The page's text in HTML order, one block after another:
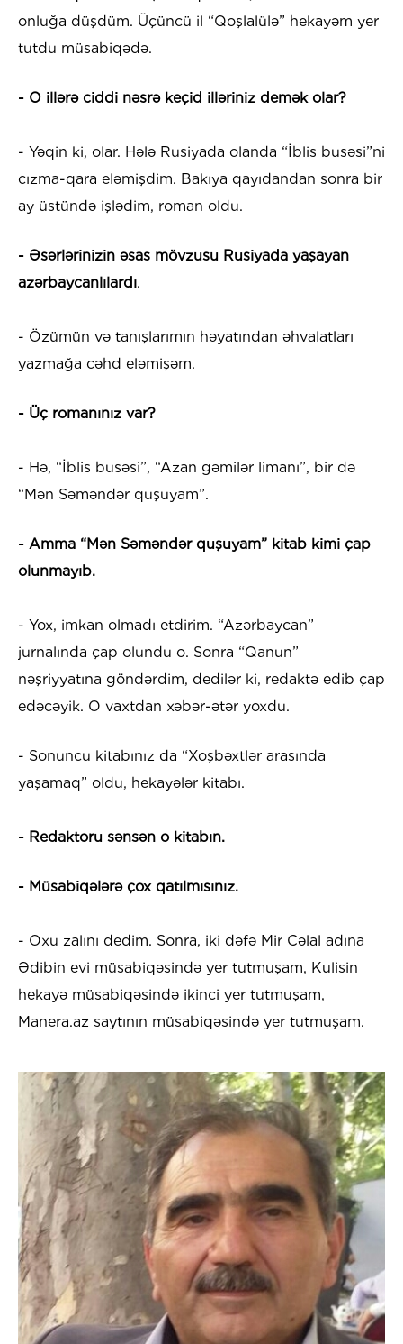
onluğa düşdüm. Üçüncü il “Qoşlalülə” hekayəm yer
tutdu müsabiqədə.
- O illərə ciddi nəsrə keçid illəriniz demək olar?
- Yəqin ki, olar. Hələ Rusiyada olanda “İblis busəsi”ni
cızma-qara eləmişdim. Bakıya qayıdandan sonra bir
ay üstündə işlədim, roman oldu.
- Əsərlərinizin əsas mövzusu Rusiyada yaşayan
azərbaycanlılardı.
- Özümün və tanışlarımın həyatından əhvalatları
yazmağa cəhd eləmişəm.
- Üç romanınız var?
- Hə, “İblis busəsi”, “Azan gəmilər limanı”, bir də
“Mən Səməndər quşuyam”.
- Amma “Mən Səməndər quşuyam” kitab kimi çap
olunmayıb.
- Yox, imkan olmadı etdirim. “Azərbaycan”
jurnalında çap olundu o. Sonra “Qanun”
nəşriyyatına göndərdim, dedilər ki, redaktə edib çap
edəcəyik. O vaxtdan xəbər-ətər yoxdu.
- Sonuncu kitabınız da “Xoşbəxtlər arasında
yaşamaq” oldu, hekayələr kitabı.
- Redaktoru sənsən o kitabın.
- Müsabiqələrə çox qatılmısınız.
- Oxu zalını dedim. Sonra, iki dəfə Mir Cəlal adına
Ədibin evi müsabiqəsində yer tutmuşam, Kulisin
hekayə müsabiqəsində ikinci yer tutmuşam,
Manera.az saytının müsabiqəsində yer tutmuşam.